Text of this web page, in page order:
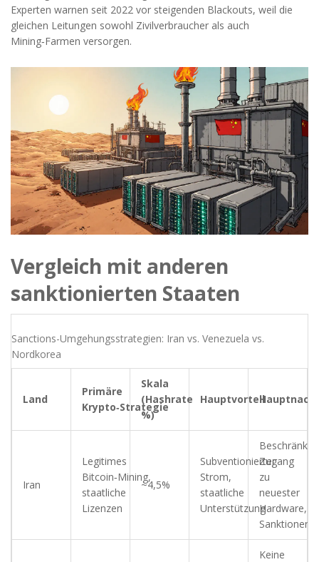
Experten warnen seit 2022 vor steigenden Blackouts, weil die
gleichen Leitungen sowohl Zivilverbraucher als auch
Mining‑Farmen versorgen.
Vergleich mit anderen
sanktionierten Staaten
Sanctions-Umgehungsstrategien: Iran vs. Venezuela vs.
Nordkorea
Land
Primäre
Krypto‑Strategie
Skala
(Hashrate
%)
Hauptvorteil
Iran
Legitimes
Bitcoin‑Mining,
staatliche
Lizenzen
~4,5%
Subventionierter
Strom,
staatliche
Unterstützung
Zugang
zu
neuester
Hardware,
Keine